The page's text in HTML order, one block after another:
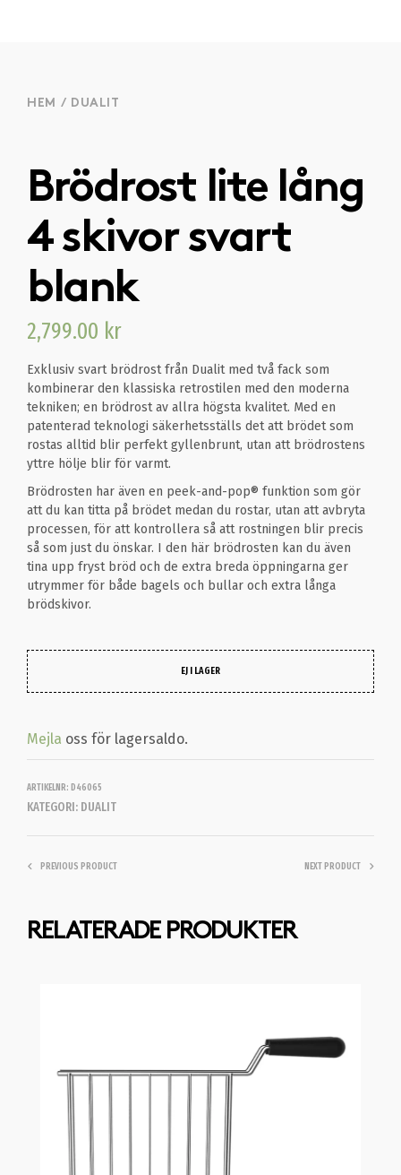
HEM / DUALIT
Brödrost lite lång
4 skivor svart
blank
2,799.00 kr
Exklusiv svart brödrost från Dualit med två fack som
kombinerar den klassiska retrostilen med den moderna
tekniken; en brödrost av allra högsta kvalitet. Med en
patenterad teknologi säkerhetsställs det att brödet som
rostas alltid blir perfekt gyllenbrunt, utan att brödrostens
yttre hölje blir för varmt.
Brödrosten har även en peek-and-pop® funktion som gör
att du kan titta på brödet medan du rostar, utan att avbryta
processen, för att kontrollera så att rostningen blir precis
så som just du önskar. I den här brödrosten kan du även
tina upp fryst bröd och de extra breda öppningarna ger
utrymmer för både bagels och bullar och extra långa
brödskivor.
EJ I LAGER
Mejla oss för lagersaldo.
ARTIKELNR: D46065
KATEGORI: DUALIT
PREVIOUS PRODUCT NEXT PRODUCT
RELATERADE PRODUKTER